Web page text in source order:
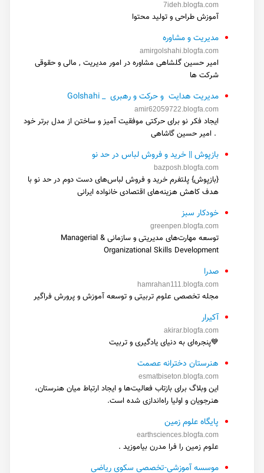
7ideh.blogfa.com
آموزش طراحی و تولید محتوا
مدیریت و مشاوره
amirgolshahi.blogfa.com
امیر حسین گلشاهی مشاوره در امور مدیریت , مالی و حقوقی
شرکت ها
مدیریت هدایت و حرکت و رهبری _ Golshahi
amir62059722.blogfa.com
ایجاد فکر نو برای حرکتی موفقیت آمیز و ساختن از مدل برتر خود
. امیر حسین گاشاهی
بازپوش || خرید و فروش لباس در حد نو
bazposh.blogfa.com
{بازپوش} پلتفرم خرید و فروش لباس‌های دست دوم در حد نو با
هدف کاهش هزینه‌های اقتصادی خانواده ایرانی
خودکار سبز
greenpen.blogfa.com
توسعه مهارت‌های مدیریتی و سازمانی Managerial &
Organizational Skills Development
صدرا
hamrahan111.blogfa.com
مجله تخصصی علوم تربیتی و توسعه آموزش و پرورش فراگیر
آکیرار
akirar.blogfa.com
💙پنجره‌ای به دنیای یادگیری و تربیت
هنرستان دخترانه عصمت
esmatbiseton.blogfa.com
این وبلاگ برای بازتاب فعالیت‌ها و ایجاد ارتباط میان هنرستان،
هنرجویان و اولیا راه‌اندازی شده است.
پایگاه علوم زمین
earthsciences.blogfa.com
علوم زمین را فرا مدرن بیاموزید .
موسسه آموزشی-تخصصی سکوی ریاضی